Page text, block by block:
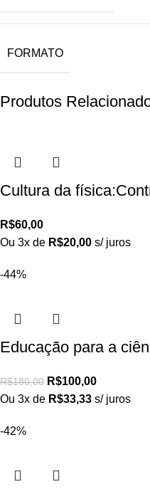
FORMATO
Produtos
Cultura da
R$60,00
Ou 3x de R$20,00 s/ juros
-44%
Educação para a
R$180,00 R$100,00
Ou 3x de R$33,33 s/ juros
-42%